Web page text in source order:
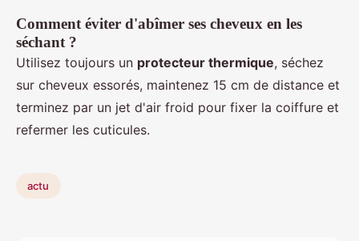
Comment éviter d'abîmer ses cheveux en les
séchant ?
Utilisez toujours un protecteur thermique, séchez
sur cheveux essorés, maintenez 15 cm de distance et
terminez par un jet d'air froid pour fixer la coiffure et
refermer les cuticules.
actu